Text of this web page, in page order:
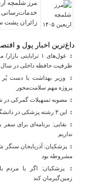
خدمات‌رسانی
زائران پشت
داغ‌ترین اخبار پول و
غول‌های ۱ ترابایتی
ظرفیت حافظه داخلی در سال ۲۰۲۶
وزیر بهداشت با دست پُر
پروژه مهم سلامت‌محور
مصوبه تسهیلات گمرکی در
این ۳ رشته پزشکی در دانشگاه‌ها مشتری ندارد!
بقایی: برنامه‌ای برای
نداریم
پزشکیان: آذربایجان سنگر
مشروطه بود
پزشکیان: اگر با مردم
زمین‌گیرمان کند